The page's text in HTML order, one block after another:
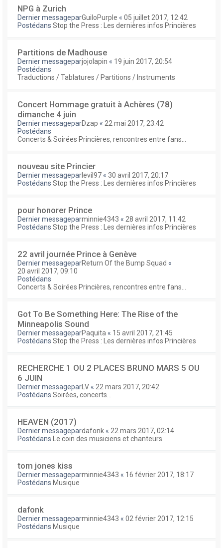
NPG à Zurich
Dernier messageparGuiloPurple « 05 juillet 2017, 12:42
Postédans Stop the Press : Les dernières infos Princières
Partitions de Madhouse
Dernier messageparjojolapin « 19 juin 2017, 20:54
Postédans
Traductions / Tablatures / Partitions / Instruments
Concert Hommage gratuit à Achères (78)
dimanche 4 juin
Dernier messageparDzap « 22 mai 2017, 23:42
Postédans
Concerts & Soirées Princières, rencontres entre fans...
nouveau site Princier
Dernier messageparlevil97 « 30 avril 2017, 20:17
Postédans Stop the Press : Les dernières infos Princières
pour honorer Prince
Dernier messageparminnie4343 « 28 avril 2017, 11:42
Postédans Stop the Press : Les dernières infos Princières
22 avril journée Prince à Genève
Dernier messageparReturn Of the Bump Squad «
20 avril 2017, 09:10
Postédans
Concerts & Soirées Princières, rencontres entre fans...
Got To Be Something Here: The Rise of the
Minneapolis Sound
Dernier messageparPaquita « 15 avril 2017, 21:45
Postédans Stop the Press : Les dernières infos Princières
RECHERCHE 1 OU 2 PLACES BRUNO MARS 5 OU
6 JUIN
Dernier messagepar LV « 22 mars 2017, 20:42
Postédans Soirées, concerts...
HEAVEN (2017)
Dernier messagepardafonk « 22 mars 2017, 02:14
Postédans
Le coin des musiciens et chanteurs
tom jones kiss
Dernier messageparminnie4343 « 16 février 2017, 18:17
Postédans Musique
dafonk
Dernier messageparminnie4343 « 02 février 2017, 12:15
Postédans Musique